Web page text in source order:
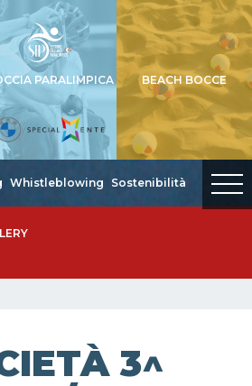
PARALIMPICA BEACH BOCCE
Whistleblowing Sostenibilità
3^